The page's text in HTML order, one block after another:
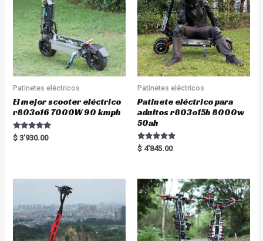
Patinetes eléctricos
El mejor scooter eléctrico
r803o16 7000W 90 kmph
Rated
5.00
$ 3'930.00
Patinetes eléctricos
Patinete eléctrico para
adultos r803o15b 8000w
50ah
Rated
5.00
$ 4'845.00